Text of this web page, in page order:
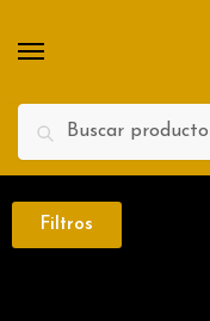
Search
Filtros